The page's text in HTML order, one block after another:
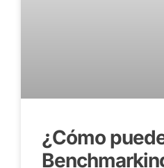
¿Cómo